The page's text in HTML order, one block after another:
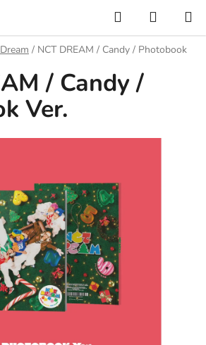
Hľadať
KOŠÍK
/ NCT DREAM / Candy / Photobook
/ Candy /
Ver.